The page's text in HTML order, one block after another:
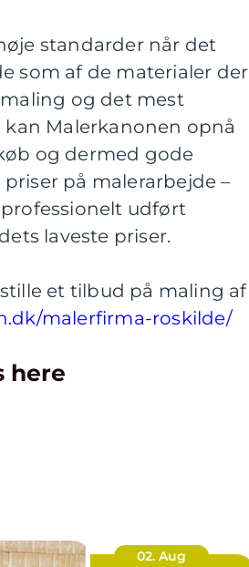
standarder når det
som af de materialer der
og det mest
Malerkanonen opnå
og dermed gode
på malerarbejde –
udført
laveste priser.
et tilbud på maling af
malerfirma-roskilde/
here
02. Aug